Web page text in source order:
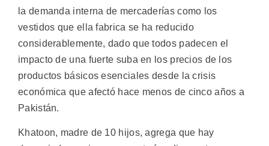
la demanda interna de mercaderías como los
vestidos que ella fabrica se ha reducido
considerablemente, dado que todos padecen el
impacto de una fuerte suba en los precios de los
productos básicos esenciales desde la crisis
económica que afectó hace menos de cinco años a
Pakistán.
Khatoon, madre de 10 hijos, agrega que hay